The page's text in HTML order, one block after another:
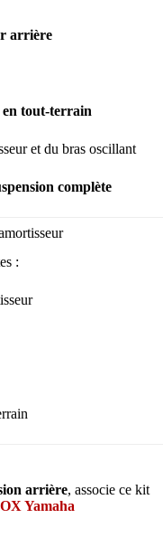
arrière
tout-terrain
et du bras oscillant
complète
:
arrière, associe ce kit
Yamaha